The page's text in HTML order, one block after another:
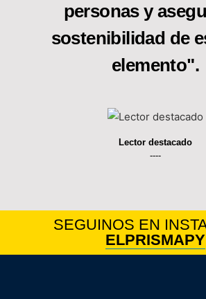
personas y
sostenibilidad de
elemento".
Lector destacado
----
SEGUINOS EN
ELPRISMAPY